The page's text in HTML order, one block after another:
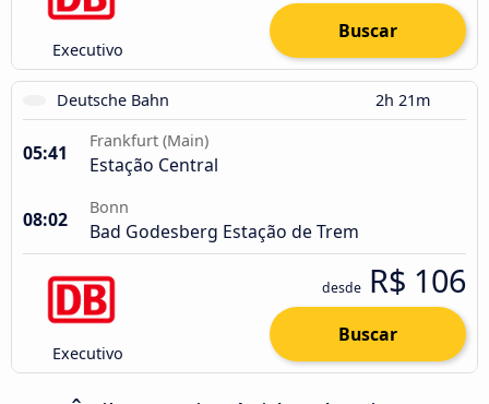
Executivo
Buscar
Deutsche Bahn 2h 21m
05:41
Frankfurt (Main)
Estação Central
08:02
Bonn
Bad Godesberg Estação de Trem
Executivo
desde R$ 106
Buscar